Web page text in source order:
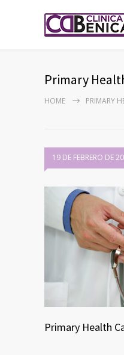
Primary
HOME PRIMARY
19 DE FEBRERO DE
Primary Health